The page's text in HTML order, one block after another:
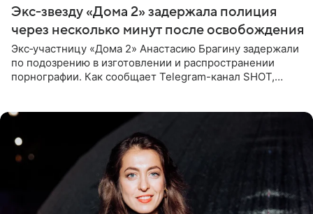
Экс‑звезду «Дома 2» задержала полиция
через несколько минут после освобождения
Экс‑участницу «Дома 2» Анастасию Брагину задержали
по подозрению в изготовлении и распространении
порнографии. Как сообщает Telegram-канал SHOT,